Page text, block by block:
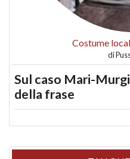
Costume
di
Sul caso Mari-
della frase